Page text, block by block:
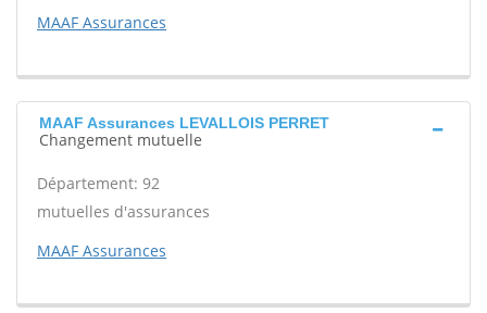
MAAF Assurances
MAAF Assurances LEVALLOIS PERRET
Changement mutuelle
Département: 92
mutuelles d'assurances
MAAF Assurances